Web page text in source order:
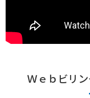
Ｗｅｂビリン